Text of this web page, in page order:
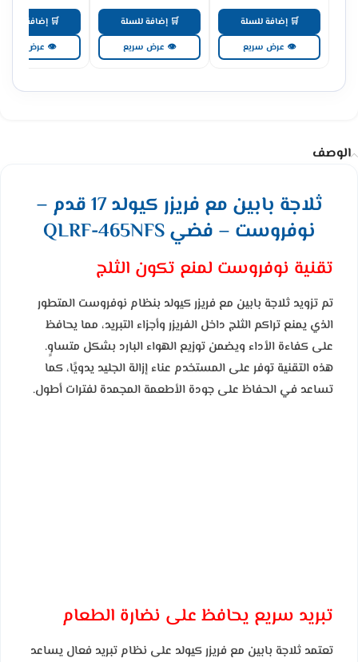
🛒 إضافة للسلة
👁 عرض سريع
🛒 إضافة للسلة
👁 عرض سريع
🛒 إضافة للسلة
👁 عرض سريع
الوصف
ثلاجة بابين مع فريزر كيولد 17 قدم –
نوفروست – فضي QLRF-465NFS
تقنية نوفروست لمنع تكون الثلج
تم تزويد ثلاجة بابين مع فريزر كيولد بنظام نوفروست المتطور
الذي يمنع تراكم الثلج داخل الفريزر وأجزاء التبريد، مما يحافظ
على كفاءة الأداء ويضمن توزيع الهواء البارد بشكل متساوٍ.
هذه التقنية توفر على المستخدم عناء إزالة الجليد يدويًا، كما
تساعد في الحفاظ على جودة الأطعمة المجمدة لفترات أطول.
تبريد سريع يحافظ على نضارة الطعام
تعتمد ثلاجة بابين مع فريزر كيولد على نظام تبريد فعال يساعد